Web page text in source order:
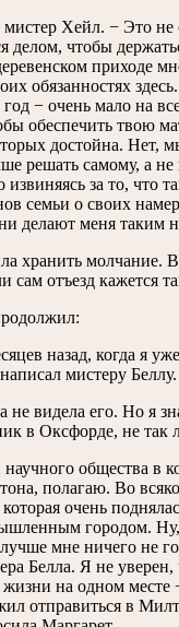
мистер Хейл. − Это не
делом, чтобы
приходе
обязанностях
− очень мало на
обеспечить твою
достойна. Нет,
решать самому, а
извиняясь за то, что
семьи о своих
делают меня таким
хранить молчание.
сам отъезд кажется
назад, когда я
мистеру
не видела его. Но я
в Оксфорде, не так
общества в
полагаю. Во
которая очень
городом.
мне ничего не
Белла. Я не
на одном
отправиться в